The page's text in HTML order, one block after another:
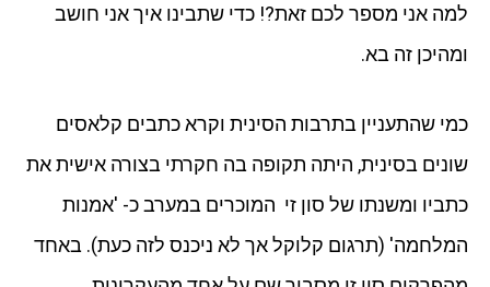
למה אני מספר לכם זאת?! כדי שתבינו איך אני חושב
ומהיכן זה בא.
כמי שהתעניין בתרבות הסינית וקרא כתבים קלאסים
שונים בסינית, היתה תקופה בה חקרתי בצורה אישית את
כתביו ומשנתו של סון זי המוכרים במערב כ- 'אמנות
המלחמה' (תרגום קלוקל אך לא ניכנס לזה כעת). באחד